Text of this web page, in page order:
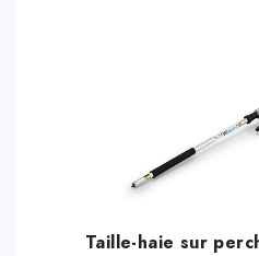
Taille-haie sur